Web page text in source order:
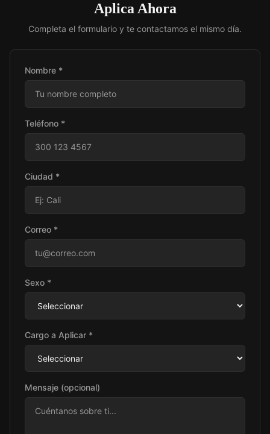
Aplica Ahora
Completa el formulario y te contactamos el mismo día.
Nombre *
Teléfono *
Ciudad *
Correo *
Sexo *
Cargo a Aplicar *
Mensaje (opcional)